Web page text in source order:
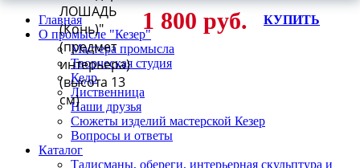
Главная
О промысле "Кезер"
Мастера промысла
Творческая студия
Кедр
Лиственница
Наши друзья
Сюжеты изделий мастерской Кезер
Вопросы и ответы
Каталог
Талисманы, обереги, интерьерная скульптура и
ЛОШАДЬ
(Конь)"
(предмет
интерьера)
(высота 13
см)
1 800 руб. КУПИТЬ